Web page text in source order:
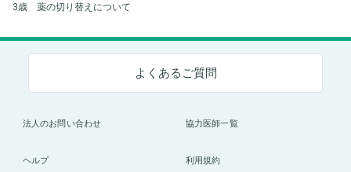
3歳 薬の切り替えについて
よくあるご質問
法人のお問い合わせ 協力医師一覧
ヘルプ 利用規約